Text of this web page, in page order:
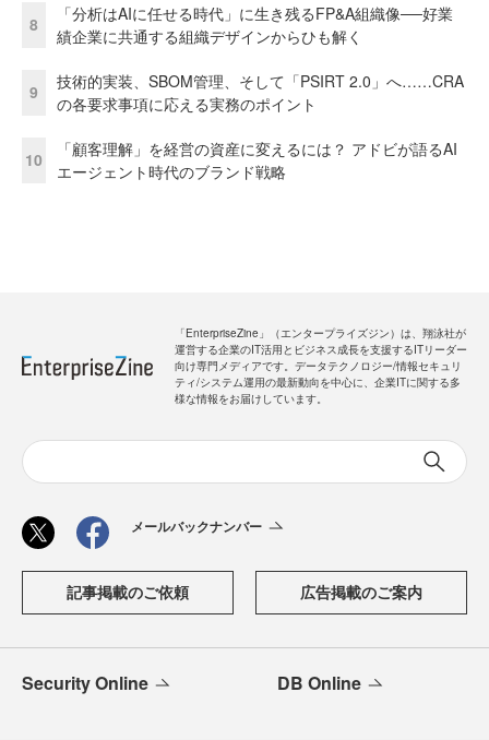
8
「分析はAIに任せる時代」に生き残るFP&A組織像──好業
績企業に共通する組織デザインからひも解く
9
技術的実装、SBOM管理、そして「PSIRT 2.0」へ……CRA
の各要求事項に応える実務のポイント
10
「顧客理解」を経営の資産に変えるには？ アドビが語るAI
エージェント時代のブランド戦略
「EnterpriseZine」（エンタープライズジン）は、翔泳社が
運営する企業のIT活用とビジネス成長を支援するITリーダー
向け専門メディアです。データテクノロジー/情報セキュリ
ティ/システム運用の最新動向を中心に、企業ITに関する多
様な情報をお届けしています。
メールバックナンバー
記事掲載のご依頼 広告掲載のご案内
Security Online DB Online